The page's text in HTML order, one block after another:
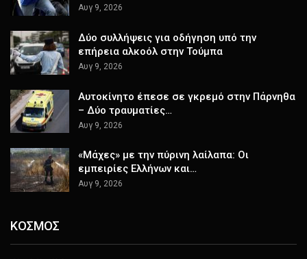
Αυγ 9, 2026
Δύο συλλήψεις για οδήγηση υπό την
επήρεια αλκοόλ στην Τούμπα
Αυγ 9, 2026
Αυτοκίνητο έπεσε σε γκρεμό στην Πάρνηθα
– Δύο τραυματίες…
Αυγ 9, 2026
«Μάχες» με την πύρινη λαίλαπα: Οι
εμπειρίες Ελλήνων και…
Αυγ 9, 2026
ΚΟΣΜΟΣ